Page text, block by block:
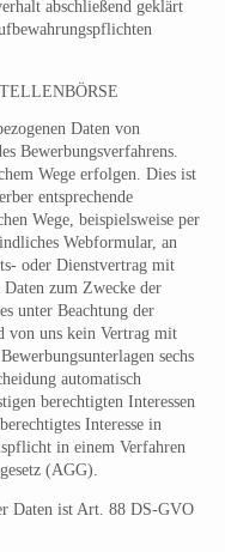
abschließend geklärt
Daten von
Bewerbungsverfahrens.
Wege erfolgen. Dies ist
entsprechende
Wege, beispielsweise per
Webformular, an
oder Dienstvertrag mit
zum Zwecke der
unter Beachtung der
von uns kein Vertrag mit
sechs
automatisch
berechtigten Interessen
Interesse in
in einem Verfahren
(AGG).
Daten ist Art. 88 DS-GVO